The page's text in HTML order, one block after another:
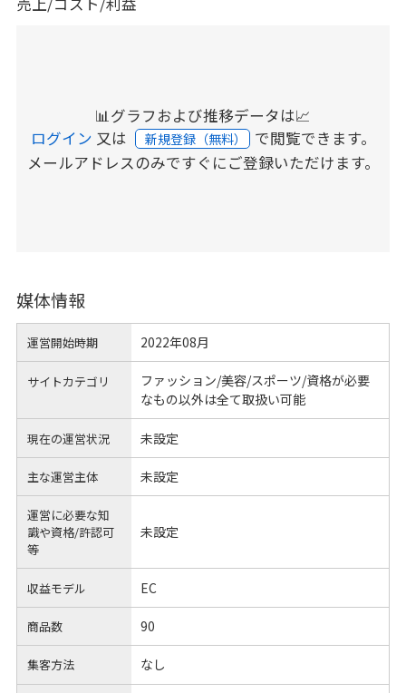
📊グラフおよび推移データは📈
ログイン 又は 新規登録（無料） で閲覧できます。
メールアドレスのみですぐにご登録いただけます。
媒体情報
運営開始時期 2022年08月
サイトカテゴリ
ファッション/美容/スポーツ/資格が必要
なもの以外は全て取扱い可能
現在の運営状況 未設定
主な運営主体 未設定
運営に必要な知
識や資格/許認可
等
未設定
収益モデル EC
商品数 90
集客方法 なし